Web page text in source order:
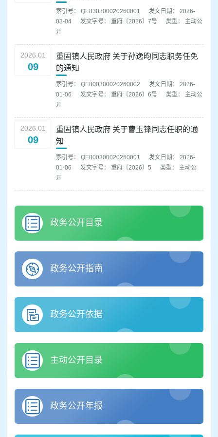
索引号： QE830800020260001
发文日期： 2026-
03-04
发文字号： 重府〔2026〕7号
类型： 主动公
开
2026.01
09
重固镇人民政府 关于孙逸昀同志职务任免
的通知
索引号： QE800300020260002
发文日期： 2026-
01-06
发文字号： 重府〔2026〕6号
类型： 主动公
开
2026.01
09
重固镇人民政府 关于曹玉锋同志任职的通
知
索引号： QE800300020260001
发文日期： 2026-
01-06
发文字号： 重府〔2026〕5
类型： 主动公
开
政务公开目录
政务公开指南
政务公开依据
主动公开目录
政务公开年报